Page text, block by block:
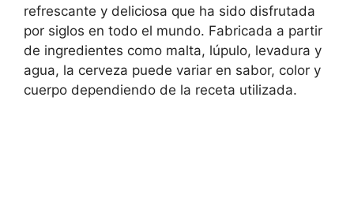
refrescante y deliciosa que ha sido disfrutada
por siglos en todo el mundo. Fabricada a partir
de ingredientes como malta, lúpulo, levadura y
agua, la cerveza puede variar en sabor, color y
cuerpo dependiendo de la receta utilizada.